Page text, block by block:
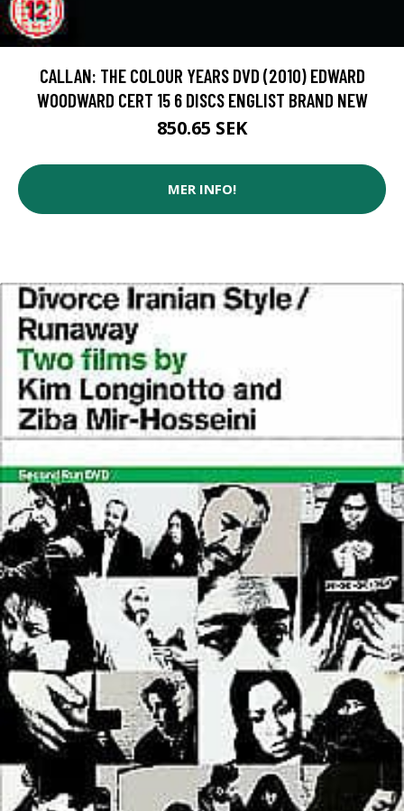
CALLAN: THE COLOUR YEARS DVD (2010) EDWARD
WOODWARD CERT 15 6 DISCS ENGLIST BRAND NEW
850.65 SEK
MER INFO!